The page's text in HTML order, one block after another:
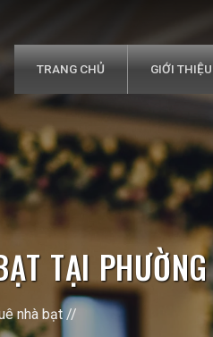
TRANG CHỦ GIỚI THIỆU
TẠI
nhà bạt //